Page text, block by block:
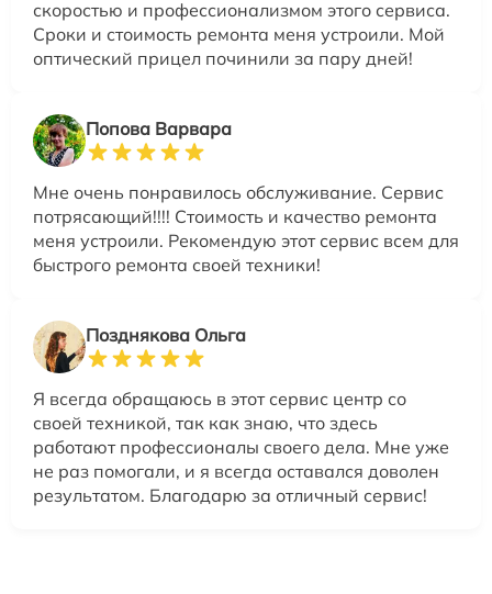
скоростью и профессионализмом этого сервиса.
Сроки и стоимость ремонта меня устроили. Мой
оптический прицел починили за пару дней!
Попова Варвара
Мне очень понравилось обслуживание. Сервис
потрясающий!!!! Стоимость и качество ремонта
меня устроили. Рекомендую этот сервис всем для
быстрого ремонта своей техники!
Позднякова Ольга
Я всегда обращаюсь в этот сервис центр со
своей техникой, так как знаю, что здесь
работают профессионалы своего дела. Мне уже
не раз помогали, и я всегда оставался доволен
результатом. Благодарю за отличный сервис!